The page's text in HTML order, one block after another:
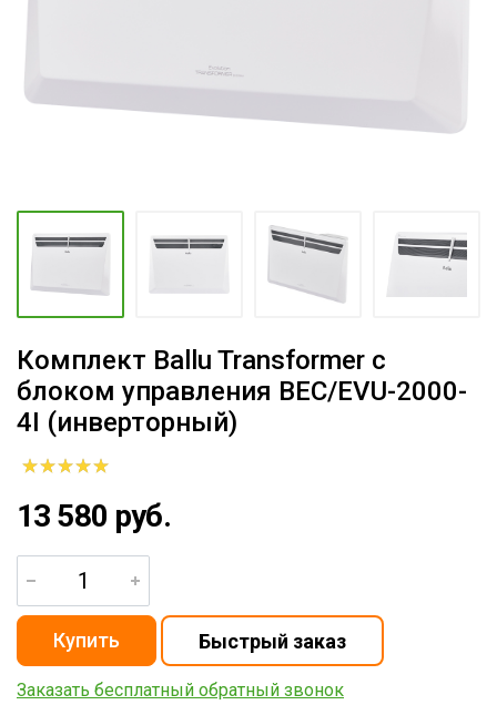
Комплект Ballu Transformer с
блоком управления BEC/EVU-2000-
4I (инверторный)
13 580 руб.
Заказать бесплатный обратный звонок